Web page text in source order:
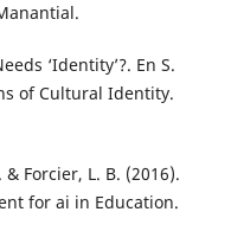
‘Identity’?. En S.
of Cultural Identity.
Forcier, L. B. (2016).
for ai in Education.